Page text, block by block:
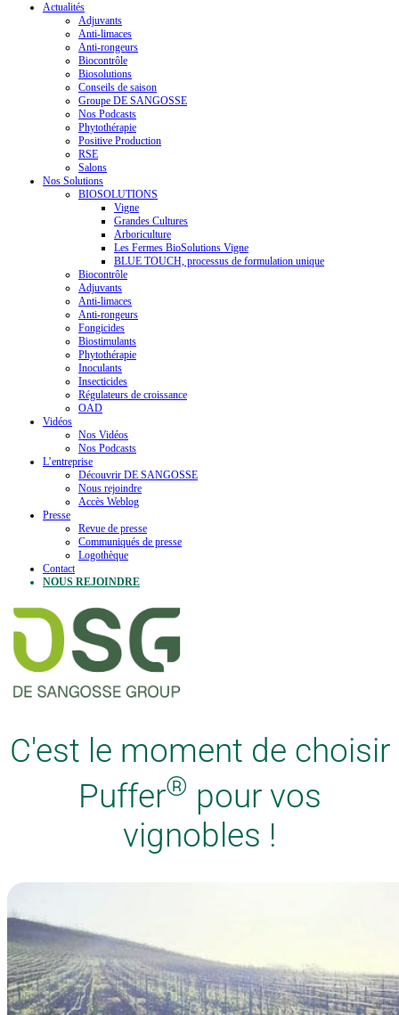
Actualités
Adjuvants
Anti-limaces
Anti-rongeurs
Biocontrôle
Biosolutions
Conseils de saison
Groupe DE SANGOSSE
Nos Podcasts
Phytothérapie
Positive Production
RSE
Salons
Nos Solutions
BIOSOLUTIONS
Vigne
Grandes Cultures
Arboriculture
Les Fermes BioSolutions Vigne
BLUE TOUCH, processus de formulation unique
Biocontrôle
Adjuvants
Anti-limaces
Anti-rongeurs
Fongicides
Biostimulants
Phytothérapie
Inoculants
Insecticides
Régulateurs de croissance
OAD
Vidéos
Nos Vidéos
Nos Podcasts
L’entreprise
Découvrir DE SANGOSSE
Nous rejoindre
Accès Weblog
Presse
Revue de presse
Communiqués de presse
Logothèque
Contact
NOUS REJOINDRE
C'est le moment de choisir
Puffer® pour vos
vignobles !